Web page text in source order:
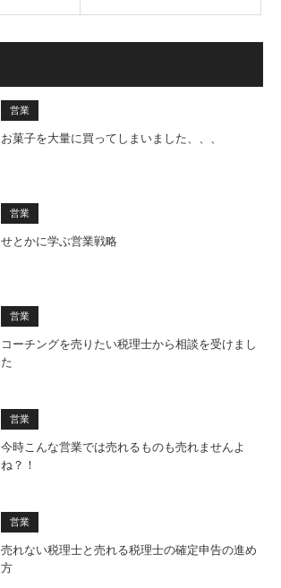
営業
お菓子を大量に買ってしまいました、、、
営業
せとかに学ぶ営業戦略
営業
コーチングを売りたい税理士から相談を受けまし
た
営業
今時こんな営業では売れるものも売れませんよ
ね？！
営業
売れない税理士と売れる税理士の確定申告の進め
方